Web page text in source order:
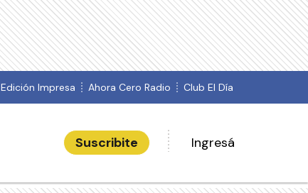
Edición Impresa Ahora Cero Radio Club El Día
Suscribite Ingresá